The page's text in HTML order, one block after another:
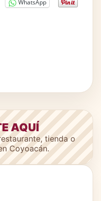
WhatsApp
AQUÍ
tienda o
Coyoacán.